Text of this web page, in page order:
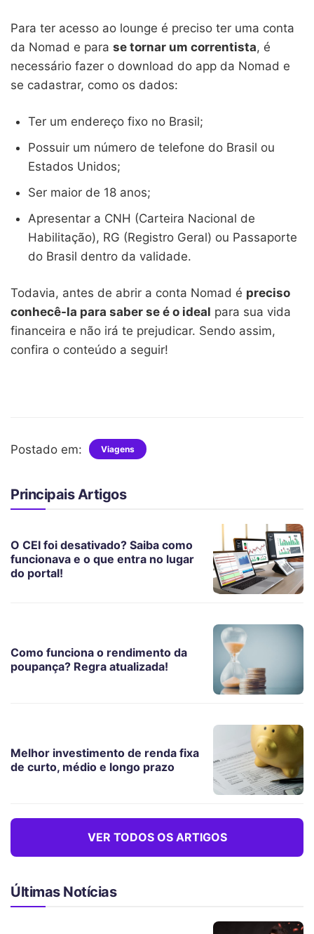
Para ter acesso ao lounge é preciso ter uma conta
da Nomad e para se tornar um correntista, é
necessário fazer o download do app da Nomad e
se cadastrar, como os dados:
Ter um endereço fixo no Brasil;
Possuir um número de telefone do Brasil ou
Estados Unidos;
Ser maior de 18 anos;
Apresentar a CNH (Carteira Nacional de
Habilitação), RG (Registro Geral) ou Passaporte
do Brasil dentro da validade.
Todavia, antes de abrir a conta Nomad é preciso
conhecê-la para saber se é o ideal para sua vida
financeira e não irá te prejudicar. Sendo assim,
confira o conteúdo a seguir!
Postado em: Viagens
Principais Artigos
O CEI foi desativado? Saiba como
funcionava e o que entra no lugar
do portal!
Como funciona o rendimento da
poupança? Regra atualizada!
Melhor investimento de renda fixa
de curto, médio e longo prazo
VER TODOS OS ARTIGOS
Últimas Notícias